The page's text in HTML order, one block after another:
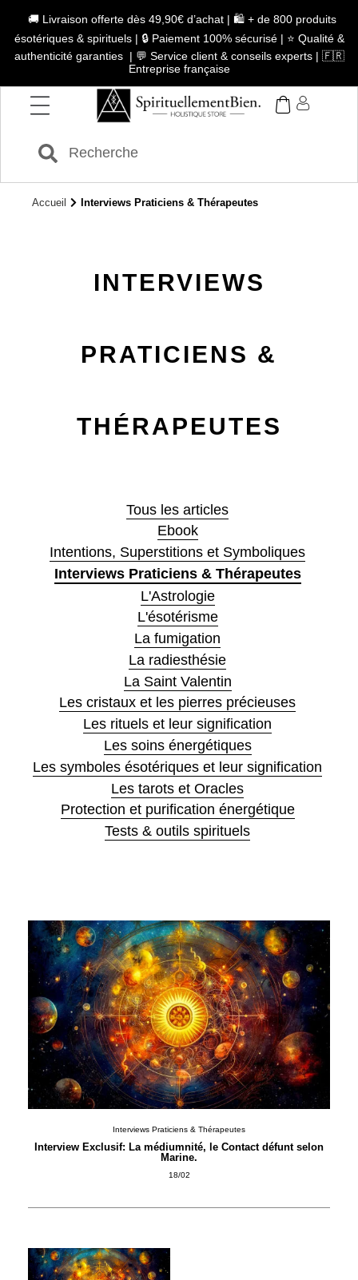
🚚 Livraison offerte dès 49,90€ d’achat | 🛍️ + de 800 produits
ésotériques & spirituels | 🔒 Paiement 100% sécurisé | ⭐ Qualité &
authenticité garanties | 💬 Service client & conseils experts | 🇫🇷
Entreprise française
Accueil Interviews Praticiens & Thérapeutes
INTERVIEWS
PRATICIENS &
THÉRAPEUTES
Tous les articles
Ebook
Intentions, Superstitions et Symboliques
Interviews Praticiens & Thérapeutes
L'Astrologie
L'ésotérisme
La fumigation
La radiesthésie
La Saint Valentin
Les cristaux et les pierres précieuses
Les rituels et leur signification
Les soins énergétiques
Les symboles ésotériques et leur signification
Les tarots et Oracles
Protection et purification énergétique
Tests & outils spirituels
Interviews Praticiens & Thérapeutes
Interview Exclusif: La médiumnité, le Contact défunt selon
Marine.
18/02